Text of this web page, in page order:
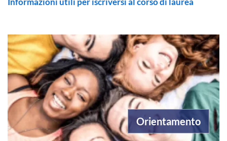
Orientamento